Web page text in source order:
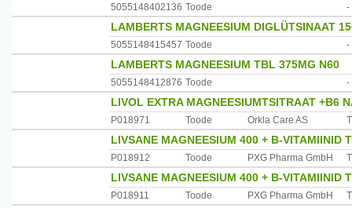
5055148402136 Toode -
LAMBERTS MAGNEESIUM DIGLÜTSINAAT
5055148415457 Toode -
LAMBERTS MAGNEESIUM TBL 375MG N60
5055148412876 Toode -
LIVOL EXTRA MAGNEESIUMTSITRAAT +B6
P018971 Toode Orkla Care AS
LIVSANE MAGNEESIUM 400 + B-VITAMIINID
P018912 Toode PXG Pharma GmbH
LIVSANE MAGNEESIUM 400 + B-VITAMIINID
P018911 Toode PXG Pharma GmbH